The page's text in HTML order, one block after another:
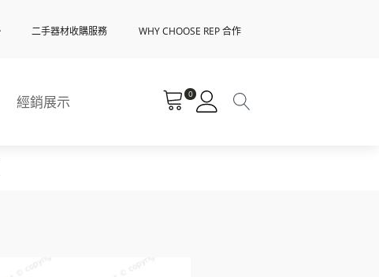
二手器材收購服務 WHY CHOOSE REP 合作
經銷展示 0